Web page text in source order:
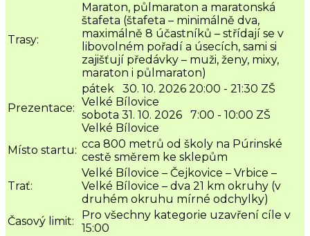
Trasy:
Maraton, půlmaraton a maratonská
štafeta (štafeta – minimálně dva,
maximálně 8 účastníků – střídají se v
libovolném pořadí a úsecích, sami si
zajišťují předávky – muži, ženy, mixy,
maraton i půlmaraton)
Prezentace:
pátek 30. 10. 2026 20:00 - 21:30 ZŠ
Velké Bílovice
sobota 31. 10. 2026 7:00 - 10:00 ZŠ
Velké Bílovice
Místo startu: cca 800 metrů od školy na Púrinské
cestě směrem ke sklepům
Trať:
Velké Bílovice – Čejkovice – Vrbice –
Velké Bílovice – dva 21 km okruhy (v
druhém okruhu mírné odchylky)
Časový limit:
Pro všechny kategorie uzavření cíle v
15:00